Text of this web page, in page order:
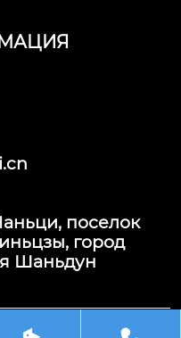
поселок
город
Шаньдун
Цишуай